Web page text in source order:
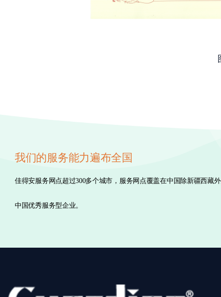
我们的服务能力遍布全国
佳得安服务网点超过300多个城市，服务网点覆盖在中国除新疆西藏
中国优秀服务型企业。